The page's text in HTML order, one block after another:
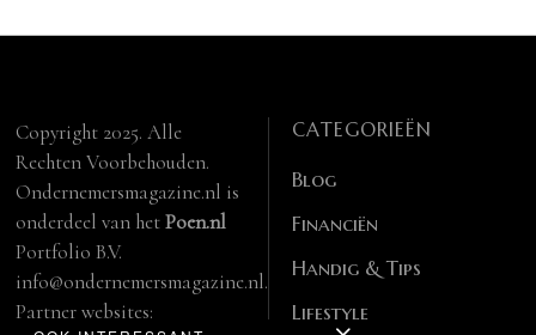
Copyright 2025. Alle
Rechten Voorbehouden.
Ondernemersmagazine.nl is
onderdeel van hetPoen.nl
Portfolio B.V.
info@ondernemersmagazine.nl.
Partner websites:
CATEGORIEËN
Blog
Financiën
Handig & Tips
Lifestyle